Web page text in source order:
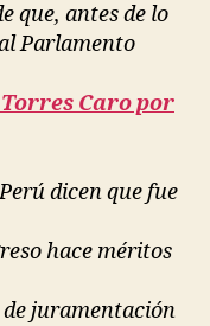
que, antes de lo
Parlamento
Caro por
dicen que fue
hace méritos
juramentación